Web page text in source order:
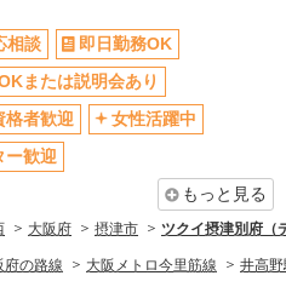
社員登用あり
髪型・髪色自由
ネイルOK
相談
即日勤務OK
または説明会あり
格者歓迎
女性活躍中
ー歓迎
もっと見る
大阪府 摂津市 ツクイ摂津別府（
府の路線 大阪メトロ今里筋線 井高